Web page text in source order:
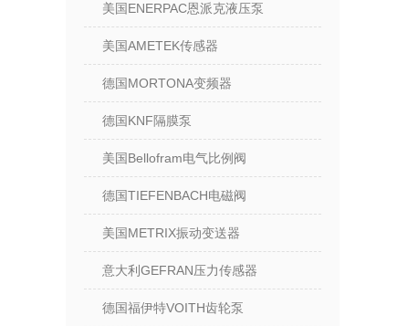
美国ENERPAC恩派克液压泵
美国AMETEK传感器
德国MORTONA变频器
德国KNF隔膜泵
美国Bellofram电气比例阀
德国TIEFENBACH电磁阀
美国METRIX振动变送器
意大利GEFRAN压力传感器
德国福伊特VOITH齿轮泵